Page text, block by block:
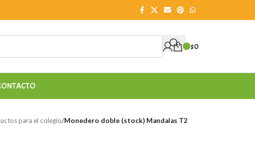
$0
para el colegio/Monedero doble (stock) Mandalas T2